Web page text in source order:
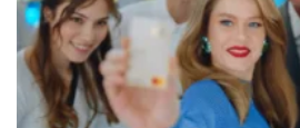
Etkinlikler
Söyleşiler